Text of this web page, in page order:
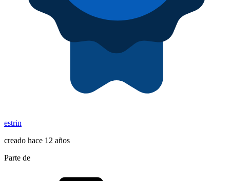
estrin
creado hace 12 años
Parte de